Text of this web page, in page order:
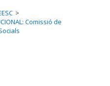
Comissió de